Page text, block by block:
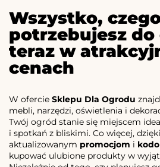
Wszystko,
potrzebujesz do
teraz w
cenach
W ofercie Sklepu Dla Ogrodu
mebli, narzędzi, oświetlenia i
Twój ogród stanie się miejscem
i spotkań z bliskimi. Co więcej,
aktualizowanym promocjom i
kupować ulubione produkty w